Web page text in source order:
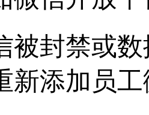
被封禁或
新添加员